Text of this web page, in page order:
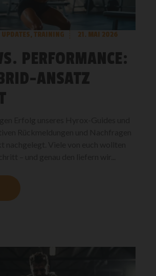
, TRAINING 21. MAI 2026
PERFORMANCE:
ANSATZ